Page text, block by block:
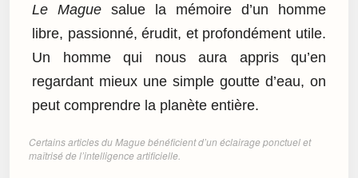
Le Mague salue la mémoire d’un homme
libre, passionné, érudit, et profondément utile.
Un homme qui nous aura appris qu’en
regardant mieux une simple goutte d’eau, on
peut comprendre la planète entière.
Certains articles du Mague bénéficient d’un éclairage ponctuel et
maîtrisé de l’intelligence artificielle.